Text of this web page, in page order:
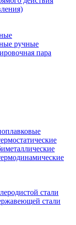
ручные
пара
стали
стали